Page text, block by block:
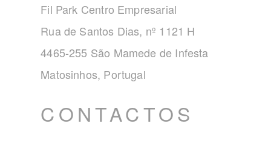
Fil Park Centro Empresarial
Rua de Santos Dias, nº 1121 H
4465-255 São Mamede de Infesta
Matosinhos, Portugal
CONTACTOS